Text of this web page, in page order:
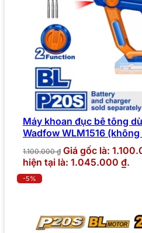
Máy khoan đục bê tông
Wadfow WLM1516
1.100.000₫ Giá gốc là:
hiện tại là: 1.045.000 ₫.
-5%